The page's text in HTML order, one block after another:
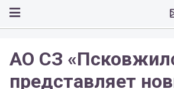
АО СЗ
представляет